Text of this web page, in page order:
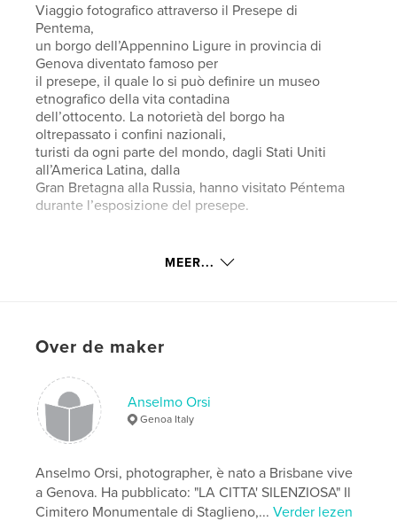
Viaggio fotografico attraverso il Presepe di
Pentema,
un borgo dell’Appennino Ligure in provincia di
Genova diventato famoso per
il presepe, il quale lo si può definire un museo
etnografico della vita contadina
dell’ottocento. La notorietà del borgo ha
oltrepassato i confini nazionali,
turisti da ogni parte del mondo, dagli Stati Uniti
all’America Latina, dalla
Gran Bretagna alla Russia, hanno visitato Péntema
durante l’esposizione del presepe.
kenmerken / functionaliteiten &
Fotografie
Projectoptie:
Aantal pagina's:
ISBN
Paperback: 9781320375450
Datum publiceren: sep 15, 2015
TaalItalian
Trefwoorden
MEER...
Over de maker
Anselmo Orsi
Genoa Italy
Anselmo Orsi, photographer, è nato a Brisbane vive
a Genova. Ha pubblicato: "LA CITTA' SILENZIOSA" Il
Cimitero Monumentale di Staglieno,...Verder lezen